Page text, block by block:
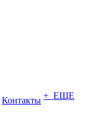
Контакты + ЕЩЕ